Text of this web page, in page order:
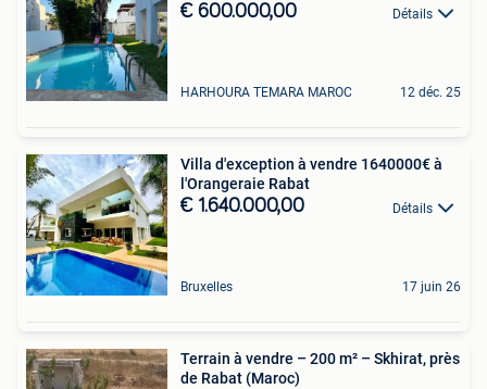
€ 600.000,00 Détails
HARHOURA TEMARA MAROC 12 déc. 25
Villa d'exception à vendre 1640000€ à
l'Orangeraie Rabat
€ 1.640.000,00 Détails
Bruxelles 17 juin 26
Terrain à vendre – 200 m² – Skhirat, près
de Rabat (Maroc)